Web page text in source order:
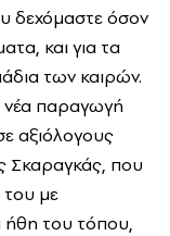
δεχόμαστε όσον
και για τα
των καιρών.
νέα παραγωγή
αξιόλογους
Σκαραγκάς, που
του με
ήθη του τόπου,